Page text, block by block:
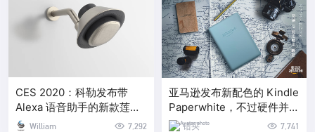
CES 2020：科勒发布带
Alexa 语音助手的新款莲蓬
头 William 7,292
亚马逊发布新配色的 Kindle
Paperwhite，不过硬件并没
什么变化
错买 7,741